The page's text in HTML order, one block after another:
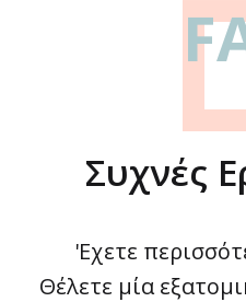
Συχνές
'Εχετε
Θέλετε μία